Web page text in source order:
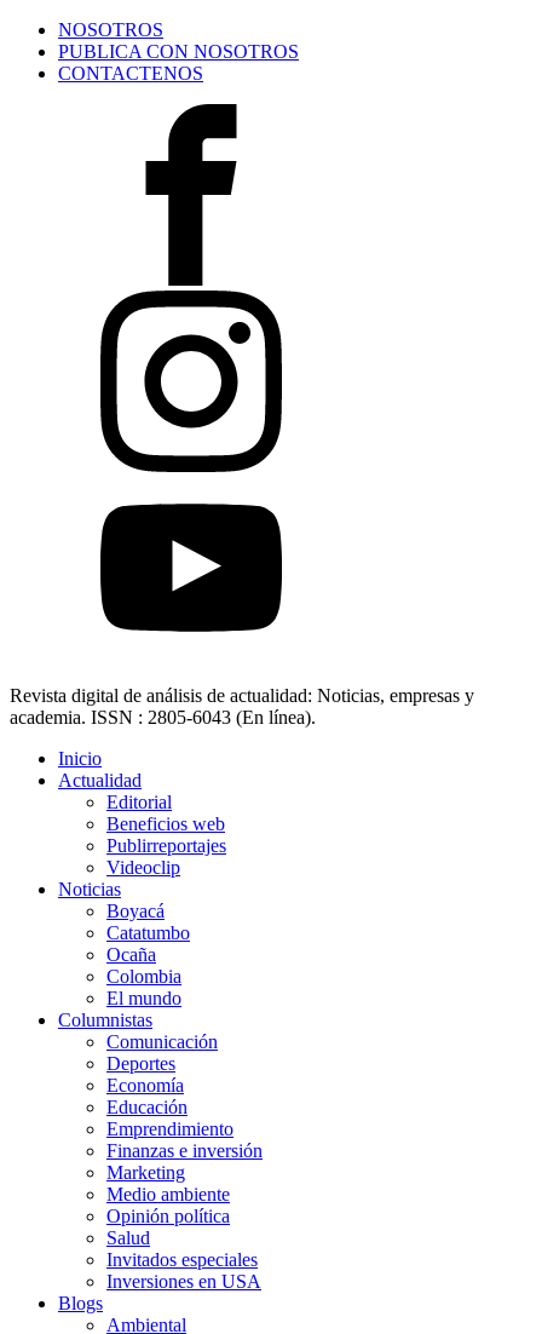
NOSOTROS
PUBLICA CON NOSOTROS
CONTACTENOS
Revista digital de análisis de actualidad: Noticias, empresas y
academia. ISSN : 2805-6043 (En línea).
Inicio
Actualidad
Editorial
Beneficios web
Publirreportajes
Videoclip
Noticias
Boyacá
Catatumbo
Ocaña
Colombia
El mundo
Columnistas
Comunicación
Deportes
Economía
Educación
Emprendimiento
Finanzas e inversión
Marketing
Medio ambiente
Opinión política
Salud
Invitados especiales
Inversiones en USA
Blogs
Ambiental